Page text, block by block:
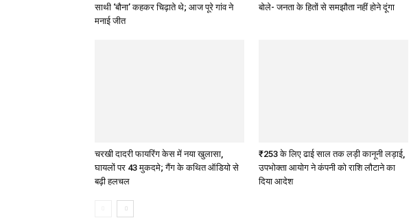
साथी ‘बौना’ कहकर चिढ़ाते थे; आज पूरे गांव ने
मनाई जीत
बोले- जनता के हितों से समझौता नहीं होने दूंगा
चरखी दादरी फायरिंग केस में नया खुलासा,
घायलों पर 43 मुकदमे; गैंग के कथित ऑडियो से
बढ़ी हलचल
₹253 के लिए ढाई साल तक लड़ी कानूनी लड़ाई,
उपभोक्ता आयोग ने कंपनी को राशि लौटाने का
दिया आदेश